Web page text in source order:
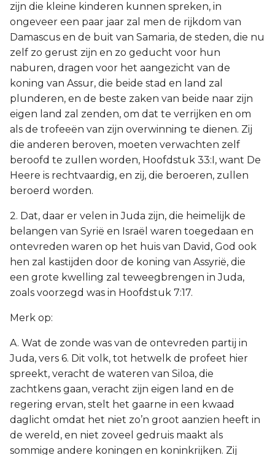
zijn die kleine kinderen kunnen spreken, in
ongeveer een paar jaar zal men de rijkdom van
Damascus en de buit van Samaria, de steden, die nu
zelf zo gerust zijn en zo geducht voor hun
naburen, dragen voor het aangezicht van de
koning van Assur, die beide stad en land zal
plunderen, en de beste zaken van beide naar zijn
eigen land zal zenden, om dat te verrijken en om
als de trofeeën van zijn overwinning te dienen. Zij
die anderen beroven, moeten verwachten zelf
beroofd te zullen worden, Hoofdstuk 33:I, want De
Heere is rechtvaardig, en zij, die beroeren, zullen
beroerd worden.
2. Dat, daar er velen in Juda zijn, die heimelijk de
belangen van Syrië en Israël waren toegedaan en
ontevreden waren op het huis van David, God ook
hen zal kastijden door de koning van Assyrië, die
een grote kwelling zal teweegbrengen in Juda,
zoals voorzegd was in Hoofdstuk 7:17.
Merk op:
A. Wat de zonde was van de ontevreden partij in
Juda, vers 6. Dit volk, tot hetwelk de profeet hier
spreekt, veracht de wateren van Siloa, die
zachtkens gaan, veracht zijn eigen land en de
regering ervan, stelt het gaarne in een kwaad
daglicht omdat het niet zo’n groot aanzien heeft in
de wereld, en niet zoveel gedruis maakt als
sommige andere koningen en koninkrijken. Zij